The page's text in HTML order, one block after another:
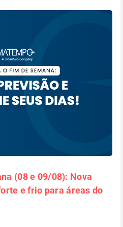
(08 e 09/08): Nova
e frio para áreas do